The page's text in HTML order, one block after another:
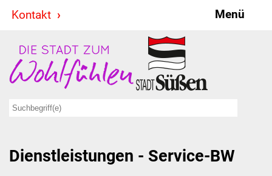
Kontakt Menü
Stadt & Politik
Bürgermeister
Ausschüsse
Dienstleistungen - Service-BW